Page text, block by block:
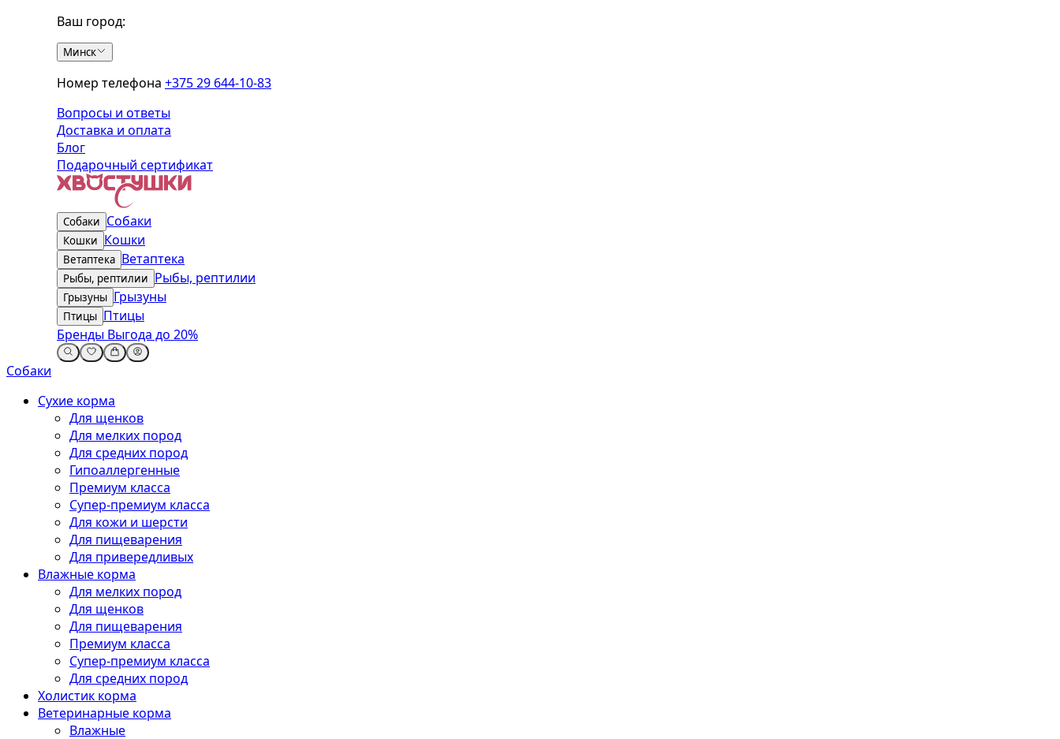
Ваш город:
Минск
Номер телефона +375 29 644-10-83
Вопросы и ответы
Доставка и оплата
Блог
Подарочный сертификат
Собаки Собаки
Кошки Кошки
Ветаптека Ветаптека
Рыбы, рептилии Рыбы, рептилии
Грызуны Грызуны
Птицы Птицы
Бренды Выгода до 20%
Собаки
Сухие корма
Для щенков
Для мелких пород
Для средних пород
Гипоаллергенные
Премиум класса
Супер-премиум класса
Для кожи и шерсти
Для пищеварения
Для привередливых
Влажные корма
Для мелких пород
Для щенков
Для пищеварения
Премиум класса
Супер-премиум класса
Для средних пород
Холистик корма
Ветеринарные корма
Влажные